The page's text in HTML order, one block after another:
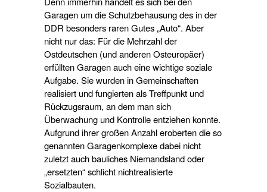
Garagen um die Schutzbehausung des in der
DDR besonders raren Gutes „Auto“. Aber
nicht nur das: Für die Mehrzahl der
Ostdeutschen (und anderen Osteuropäer)
erfüllten Garagen auch eine wichtige soziale
Aufgabe. Sie wurden in Gemeinschaften
realisiert und fungierten als Treffpunkt und
Rückzugsraum, an dem man sich
Überwachung und Kontrolle entziehen konnte.
Aufgrund ihrer großen Anzahl eroberten die so
genannten Garagenkomplexe dabei nicht
zuletzt auch bauliches Niemandsland oder
„ersetzten“ schlicht nichtrealisierte
Sozialbauten.